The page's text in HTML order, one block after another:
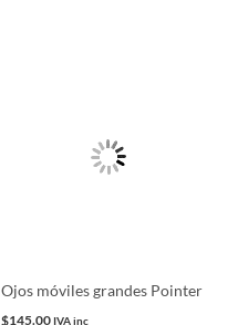
Ojos móviles grandes Pointer
$145.00 IVA inc